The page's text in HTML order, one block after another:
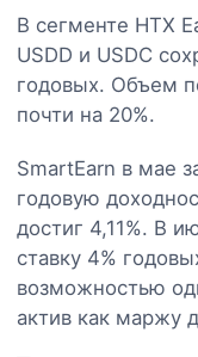
В сегменте HTX
USDD и USDC
годовых. Объем
почти на 20%.
SmartEarn в мае
годовую
достиг 4,11%. В
ставку 4%
возможностью
актив как маржу